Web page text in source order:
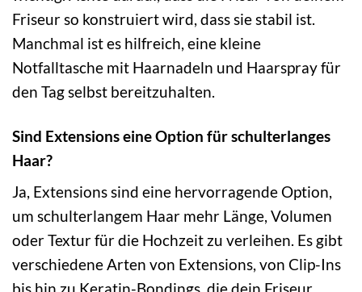
Friseur so konstruiert wird, dass sie stabil ist.
Manchmal ist es hilfreich, eine kleine
Notfalltasche mit Haarnadeln und Haarspray für
den Tag selbst bereitzuhalten.
Sind Extensions eine Option für schulterlanges
Haar?
Ja, Extensions sind eine hervorragende Option,
um schulterlangem Haar mehr Länge, Volumen
oder Textur für die Hochzeit zu verleihen. Es gibt
verschiedene Arten von Extensions, von Clip-Ins